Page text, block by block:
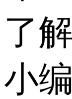
了
小